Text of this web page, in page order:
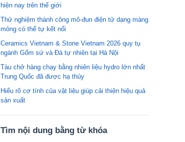
hiện nay trên thế giới
Thử nghiệm thành công mô-đun điện tử dạng màng
mỏng có thể tự kết nối
Ceramics Vietnam & Stone Vietnam 2026 quy tụ
ngành Gốm sứ và Đá tự nhiên tại Hà Nội
Tàu chở hàng chạy bằng nhiên liệu hydro lớn nhất
Trung Quốc đã được hạ thủy
Hiểu rõ cơ tính của vật liệu giúp cải thiện hiệu quả
sản xuất
Tìm nội dung bằng từ khóa